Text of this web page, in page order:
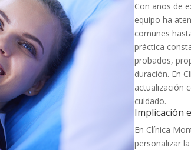
Con años de
equipo ha
comunes
práctica
probados,
duración. En
actualización
cuidado.
Implicación
En Clínica
personalizar